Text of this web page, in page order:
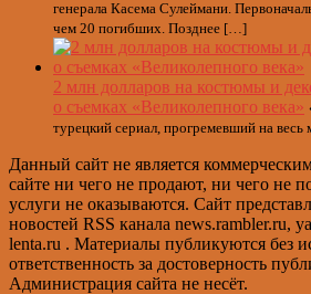
генерала Касема Сулеймани.
чем 20 погибших. Позднее […]
2 млн долларов на костюмы и
о съемках «Великолепного века»
турецкий сериал, прогремевший на весь
Данный сайт не является
сайте ни чего не продают, ни чего не
услуги не оказываются. Сайт
новостей RSS канала news.rambler.ru,
lenta.ru . Материалы публикуются без
ответственность за достоверность
Администрация сайта не несёт.